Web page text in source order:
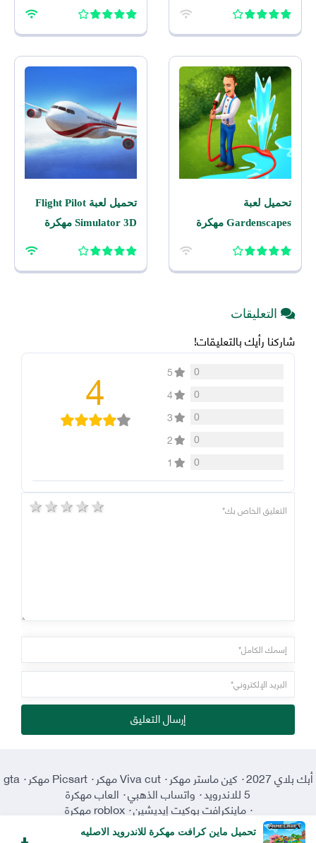
تحميل لعبة
Gardenscapes مهكرة
تحميل لعبة Flight Pilot
Simulator 3D مهكرة
التعليقات
شاركنا رأيك بالتعليقات!
0
5
0
4
0
3
0
2
0
1
4
5 stars 4 stars 3 stars 2 stars 1 star
إرسال التعليق
تحميل ماين كرافت مهكرة للاندرويد الاصليه
أبك بلاي 2027 · كين ماستر مهكر·Viva cut مهكر ·Picsart مهكر ·
gta
5 للاندرويد ·واتساب الذهبي· العاب مهكرة
·ماينكرافت بوكيت إيديشين·roblox مهكرة